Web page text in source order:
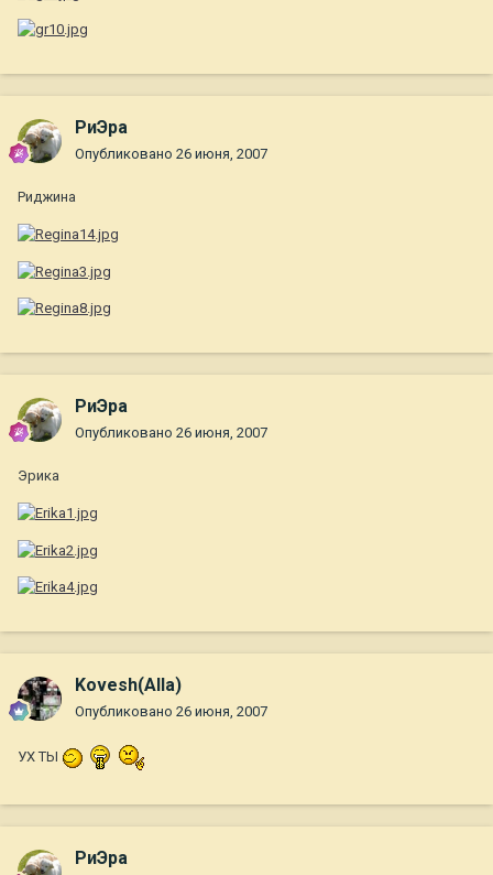
РиЭра
Опубликовано 26 июня, 2007
Риджина
РиЭра
Опубликовано 26 июня, 2007
Эрика
Kovesh(Alla)
Опубликовано 26 июня, 2007
УХ ТЫ
РиЭра